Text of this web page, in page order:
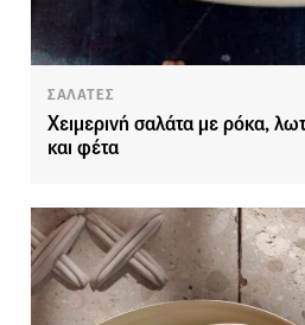
ΣΑΛΑΤΕΣ
Χειμερινή σαλάτα με ρόκα,
και φέτα